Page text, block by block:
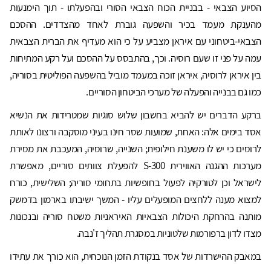
הסיוע הצבאי - בבניית הכוח הצבאי הסורי ובהפעלתו - תוך הימנעות
מהענקת מעמד בכיר והשפעה גוברת לאחד מהצדדים. ההסכם
הצבאי-ביטחוני עם איראן מצביע על כי הוא מעדיף את הברית הצבאית
עמה על פני זו שעם רוסיה. וכך, בהתבסס על ההסכם ועל רקע המתיחות
בין איראן לרוסיה, איראן זוכה במעמד מוביל בהשפעה הפוליטית בסוריה,
כמו גם בבנייה והפעלה של מערכי הביטחון הסוריים.
ברקע הדברים יש להביא בחשבון שלוש סוגיות שמטרידות את הנשיא
אסד בימים אלה: האחת, שמועות שסר חינו בעיני מוסקבה ורצונו לאותת
לרוסים כי יש לו משענת חילופית; השנייה, שרוסיה, המעכבת את מסירת
מערכות ההגנה האווירית 300-S להפעלת צוותים סוריים, מאפשרת
לישראל וכן לטורקיה לפעול בחופשיות בתחומי סוריה; השלישית, כורח
למצוא מענה ללחצים המופעלים עליו - המשך ישיבתו בארמון בדמשק
מותנה בהרחקת היכולות הצבאיות האיראניות משטח סוריה ובנכונות
מצדו לדון ברפורמות שלטוניות במסגרת תהליך ז'נבה.
במאבק ההישרדות של אסד בנקודת הזמן הנוכחית, הוא כורך את עתידו